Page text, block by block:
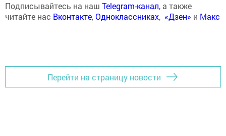
Подписывайтесь на наш Telegram-канал, а также
читайте нас Вконтакте,Одноклассниках, «Дзен» и Макс
Перейти на страницу новости